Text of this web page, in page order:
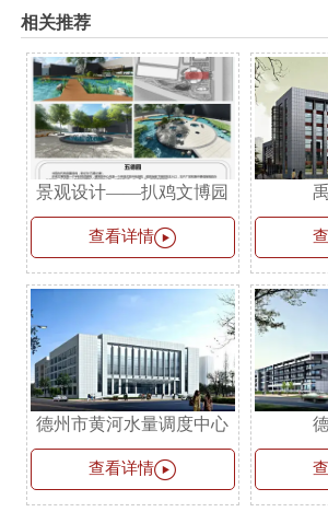
相关推荐
景观设计——扒鸡文博园
查看详情
德州市黄河水量调度中心
查看详情